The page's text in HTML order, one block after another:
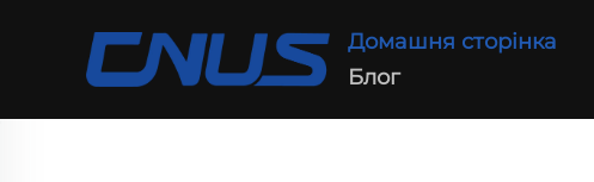
Домашня сторінка
Блог